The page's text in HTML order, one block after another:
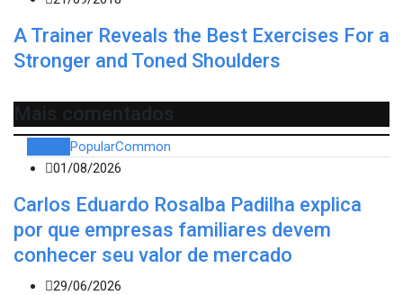
A Trainer Reveals the Best Exercises For a
Stronger and Toned Shoulders
Mais comentados
PopularCommon
01/08/2026
Carlos Eduardo Rosalba Padilha explica
por que empresas familiares devem
conhecer seu valor de mercado
29/06/2026